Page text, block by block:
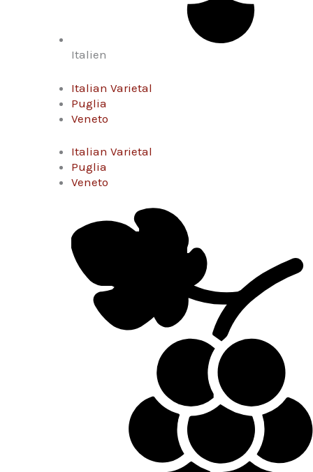
Italien
Italian Varietal
Puglia
Veneto
Italian Varietal
Puglia
Veneto